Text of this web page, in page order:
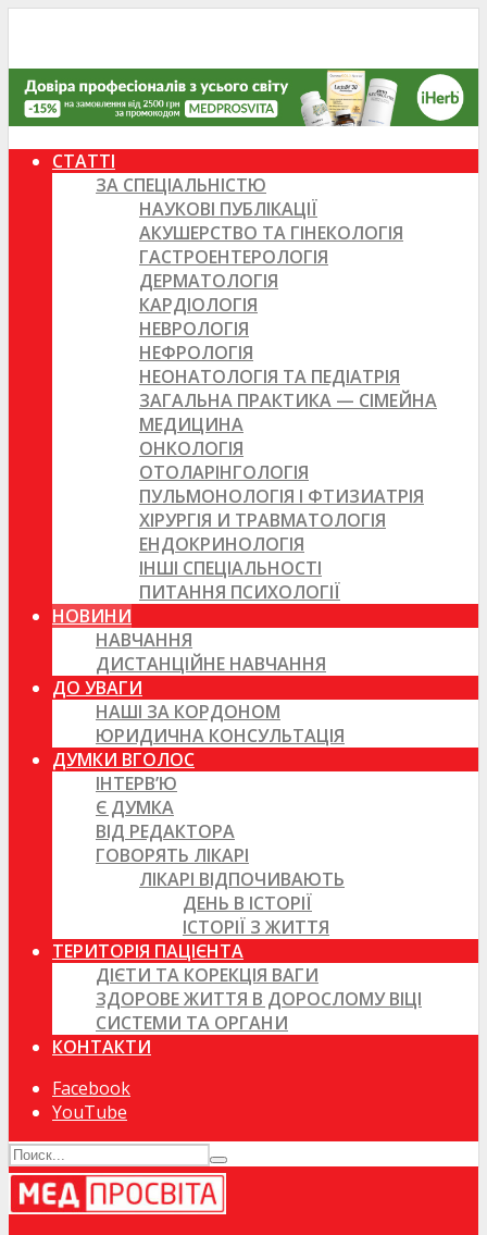
СТАТТІ
ЗА СПЕЦІАЛЬНІСТЮ
НАУКОВІ ПУБЛІКАЦІЇ
АКУШЕРСТВО ТА ГІНЕКОЛОГІЯ
ГАСТРОЕНТЕРОЛОГІЯ
ДЕРМАТОЛОГІЯ
КАРДІОЛОГІЯ
НЕВРОЛОГІЯ
НЕФРОЛОГІЯ
НЕОНАТОЛОГІЯ ТА ПЕДІАТРІЯ
ЗАГАЛЬНА ПРАКТИКА — СІМЕЙНА
МЕДИЦИНА
ОНКОЛОГІЯ
ОТОЛАРІНГОЛОГІЯ
ПУЛЬМОНОЛОГІЯ І ФТИЗИАТРІЯ
ХІРУРГІЯ И ТРАВМАТОЛОГІЯ
ЕНДОКРИНОЛОГІЯ
ІНШІ СПЕЦІАЛЬНОСТІ
ПИТАННЯ ПСИХОЛОГІЇ
НОВИНИ
НАВЧАННЯ
ДИСТАНЦІЙНЕ НАВЧАННЯ
ДО УВАГИ
НАШІ ЗА КОРДОНОМ
ЮРИДИЧНА КОНСУЛЬТАЦІЯ
ДУМКИ ВГОЛОС
ІНТЕРВ’Ю
Є ДУМКА
ВІД РЕДАКТОРА
ГОВОРЯТЬ ЛІКАРІ
ЛІКАРІ ВІДПОЧИВАЮТЬ
ДЕНЬ В ІСТОРІЇ
ІСТОРІЇ З ЖИТТЯ
ТЕРИТОРІЯ ПАЦІЄНТА
ДІЄТИ ТА КОРЕКЦІЯ ВАГИ
ЗДОРОВЕ ЖИТТЯ В ДОРОСЛОМУ ВІЦІ
СИСТЕМИ ТА ОРГАНИ
КОНТАКТИ
Facebook
YouTube